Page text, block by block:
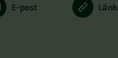
E-post Länk